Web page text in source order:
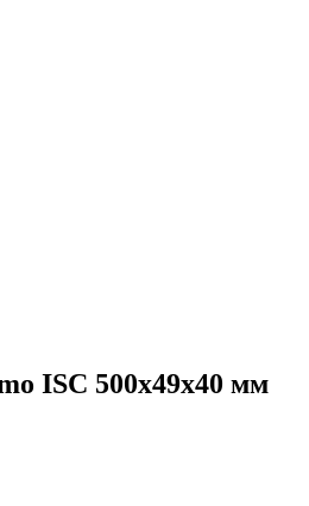
ISC 500х49х40 мм